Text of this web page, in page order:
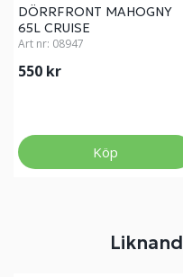
DÖRRFRONT MAHOGNY
65L CRUISE
Art nr: 08947
550 kr
Köp